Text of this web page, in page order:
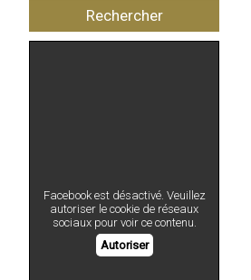
Facebook est désactivé. Veuillez
autoriser le cookie de réseaux
sociaux pour voir ce contenu.
Autoriser